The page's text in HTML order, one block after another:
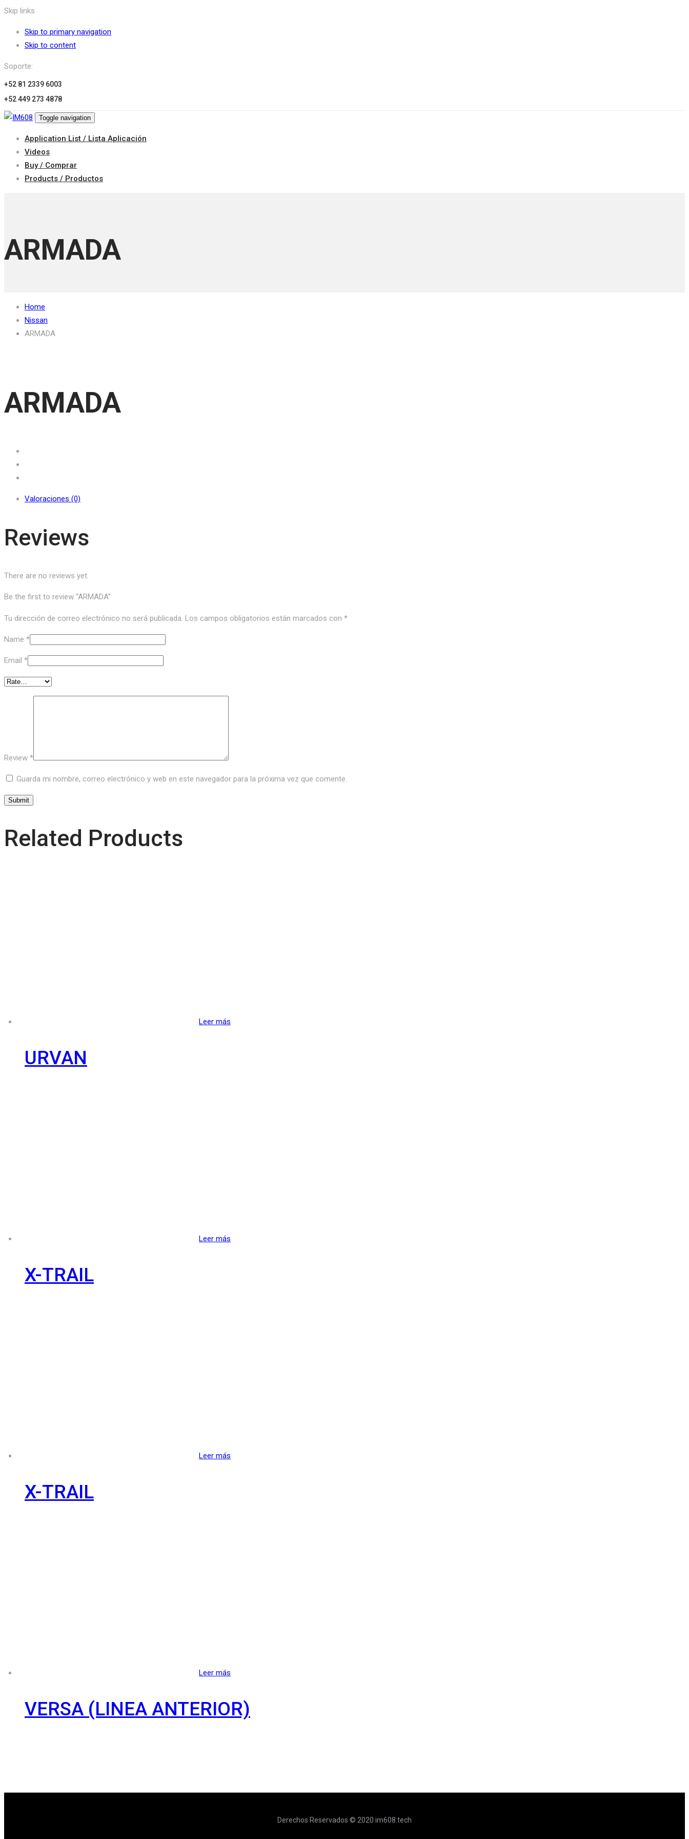
Skip links
Skip to primary navigation
Skip to content
Soporte:
+52 81 2339 6003
+52 449 273 4878
Toggle navigation
Application List / Lista Aplicación
Videos
Buy / Comprar
Products / Productos
ARMADA
Home
Nissan
ARMADA
ARMADA
Valoraciones (0)
Reviews
There are no reviews yet.
Be the first to review “ARMADA”
Tu dirección de correo electrónico no será publicada. Los campos obligatorios están marcados con *
Name *
Email *
Review *
Guarda mi nombre, correo electrónico y web en este navegador para la próxima vez que comente.
Related Products
Leer más
URVAN
Leer más
X-TRAIL
Leer más
X-TRAIL
Leer más
VERSA (LINEA ANTERIOR)
Derechos Reservados © 2020 im608.tech